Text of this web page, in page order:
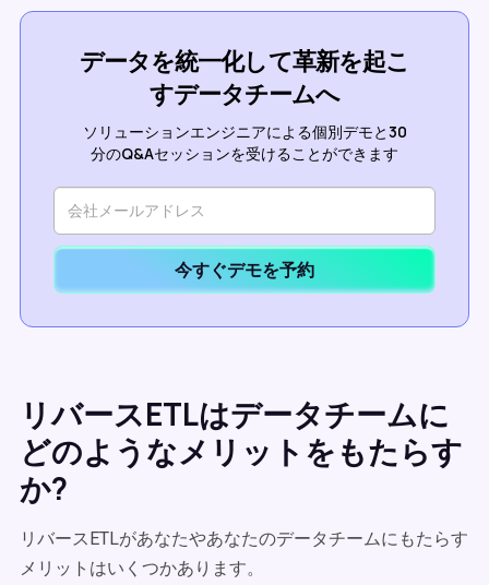
データを統一化して革新を起こ
すデータチームへ
ソリューションエンジニアによる個別デモと30
分のQ&Aセッションを受けることができます
今すぐデモを予約
リバースETLはデータチームに
どのようなメリットをもたらす
か?
リバースETLがあなたやあなたのデータチームにもたらす
メリットはいくつかあります。